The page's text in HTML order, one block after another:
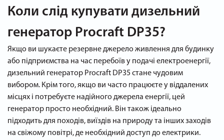
Коли слід купувати дизельний
генератор Procraft DP35?
Якщо ви шукаєте резервне джерело живлення для будинку
або підприємства на час перебоїв у подачі електроенергії,
дизельний генератор Procraft DP35 стане чудовим
вибором. Крім того, якщо ви часто працюєте у віддалених
місцях і потребуєте надійного джерела енергії, цей
генератор просто необхідний. Він також ідеально
підходить для походів, виїздів на природу та інших заходів
на свіжому повітрі, де необхідний доступ до електрики.